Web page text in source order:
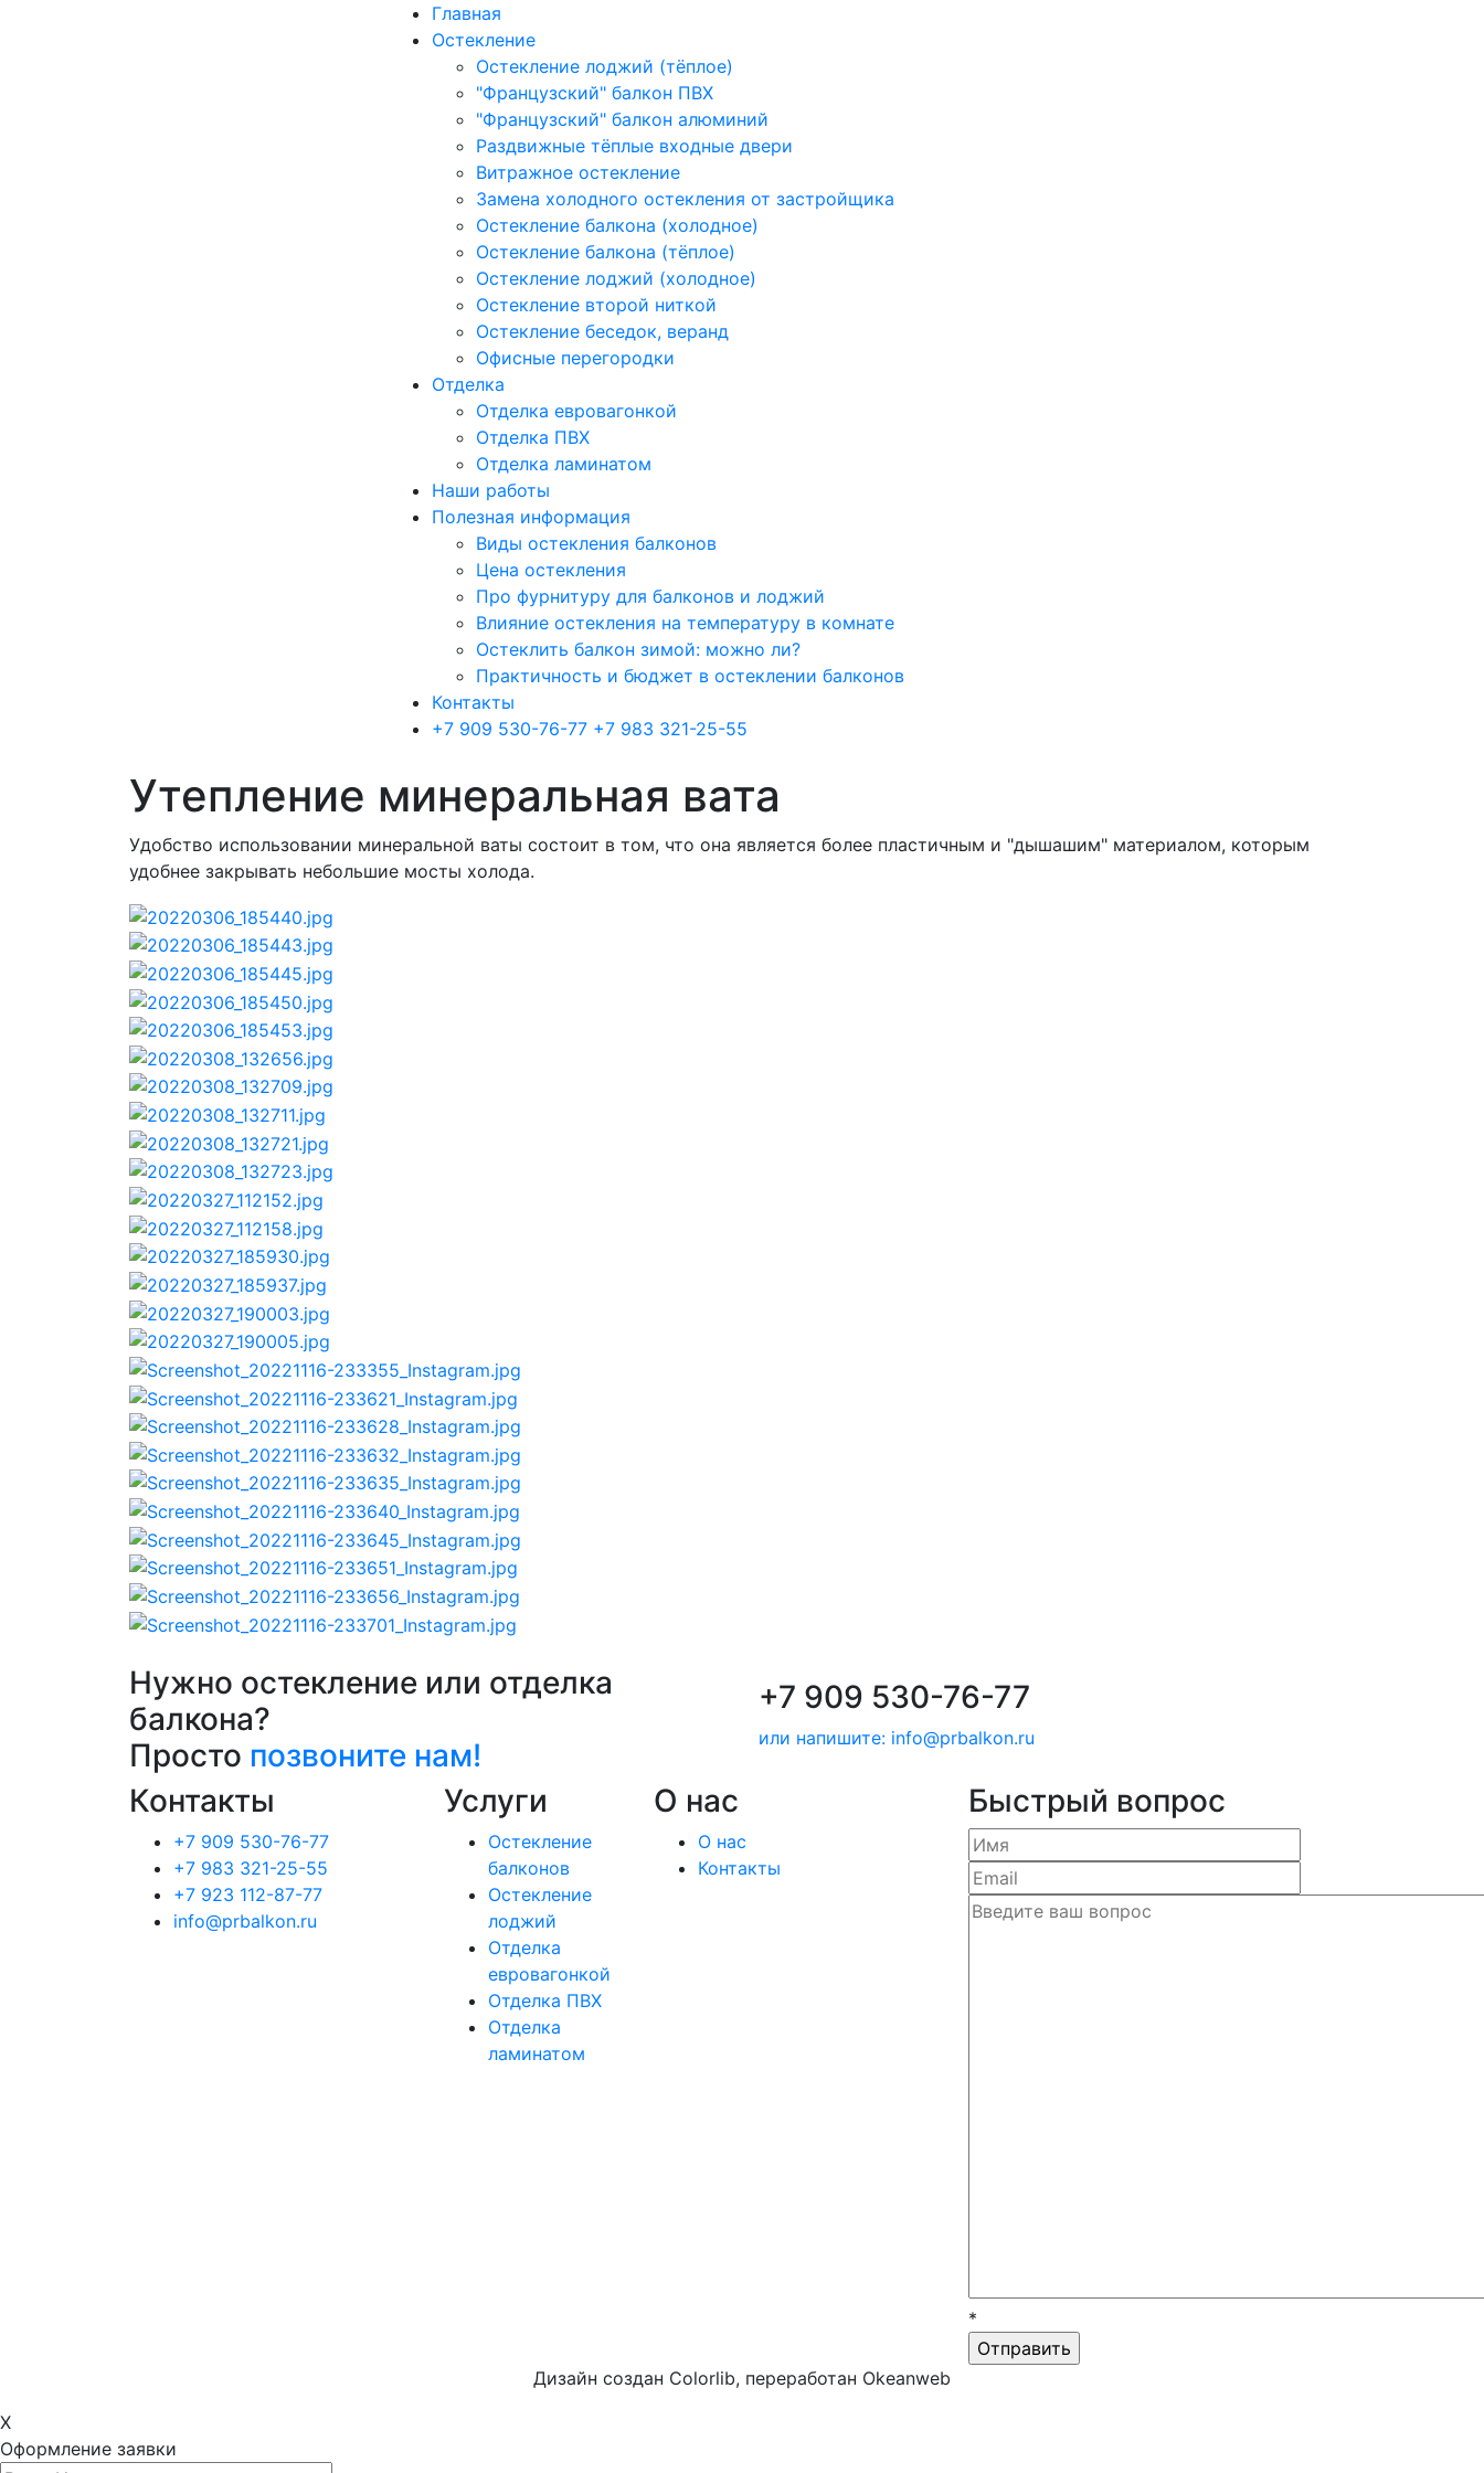
Главная
Остекление
Остекление лоджий (тёплое)
"Французский" балкон ПВХ
"Французский" балкон алюминий
Раздвижные тёплые входные двери
Витражное остекление
Замена холодного остекления от застройщика
Остекление балкона (холодное)
Остекление балкона (тёплое)
Остекление лоджий (холодное)
Остекление второй ниткой
Остекление беседок, веранд
Офисные перегородки
Отделка
Отделка евровагонкой
Отделка ПВХ
Отделка ламинатом
Наши работы
Полезная информация
Виды остекления балконов
Цена остекления
Про фурнитуру для балконов и лоджий
Влияние остекления на температуру в комнате
Остеклить балкон зимой: можно ли?
Практичность и бюджет в остеклении балконов
Контакты
+7 909 530-76-77 +7 983 321-25-55
Утепление минеральная вата
Удобство использовании минеральной ваты состоит в том, что она является более пластичным и "дышашим" материалом, которым
удобнее закрывать небольшие мосты холода.
Нужно остекление или отделка
балкона?
Просто позвоните нам!
+7 909 530-76-77
или напишите: info@prbalkon.ru
Контакты
+7 909 530-76-77
+7 983 321-25-55
+7 923 112-87-77
info@prbalkon.ru
Услуги
Остекление
балконов
Остекление
лоджий
Отделка
евровагонкой
Отделка ПВХ
Отделка
ламинатом
О нас
О нас
Контакты
Быстрый вопрос
*
Дизайн создан Colorlib, переработан Okeanweb
X
Оформление заявки